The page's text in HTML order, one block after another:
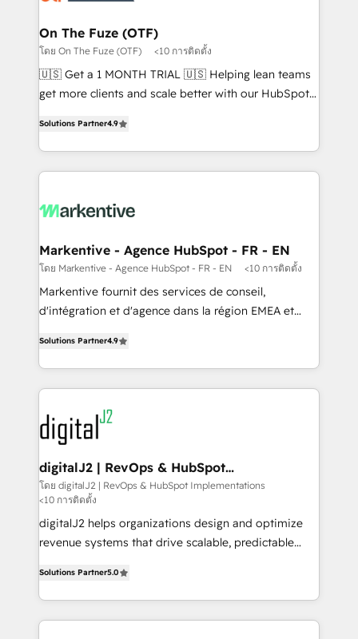
🎯Demand Gen & ABM: Drive pipeline with inbound,
ABM, AEO, SEO, & paid media. 👩‍💻Web Design:
Build high-performing websites with UX, messaging,
& conversion strategy that drive results. 🤖AI
AI, & maximize AEO with tailored AI services. 🧩
Integrations: Extend HubSpot with custom
On The Fuze (OTF)
โดย On The Fuze (OTF) <10 การติดตั้ง
🇺🇸 Get a 1 MONTH TRIAL 🇺🇸 Helping lean teams
get more clients and scale better with our HubSpot
Win more business - Reduce no-shows - Improve
lead & deal conversion rates - Scale with less
What do you get? 🤓 Our client's are too busy to
Personal Consultant + Tech Team to handle the
heavy lifting of mapping out AND building your ideal
system. + Get best practices and 'don't know what
you don't know' recommendations to maximize
6,500+ Partners) and was named 2023 HubSpot
Partner of the Year 💥 Trusted by 2,500+ companies
www.onthefuze.com/hubspot-admin Contact us to
learn more!
Solutions Partner4.9
Markentive - Agence HubSpot - FR - EN
โดย Markentive - Agence HubSpot - FR - EN <10 การติดตั้ง
Markentive fournit des services de conseil,
d'intégration et d'agence dans la région EMEA et
marketing automation, Growth, Revops, CRM et
webdesign. Markentive is both a consulting firm, a
digital agency and an integrator. With over 115
experts in marketing automation, growth, revops,
CRM and webdesign (We focus on EMEA - USA
customers).
Solutions Partner4.9
digitalJ2 | RevOps & HubSpot
Implementations
โดย digitalJ2 | RevOps & HubSpot Implementations
<10 การติดตั้ง
digitalJ2 helps organizations design and optimize
revenue systems that drive scalable, predictable
Partner, we specialize in both strategic RevOps
planning and hands-on technical execution - building
the operational foundation companies need to
Solutions Partner5.0